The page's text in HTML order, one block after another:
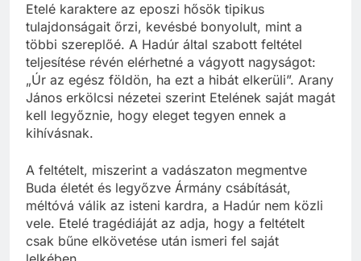
Etelé karaktere az eposzi hősök tipikus
tulajdonságait őrzi, kevésbé bonyolult, mint a
többi szereplőé. A Hadúr által szabott feltétel
teljesítése révén elérhetné a vágyott nagyságot:
„Úr az egész földön, ha ezt a hibát elkerüli”. Arany
János erkölcsi nézetei szerint Etelének saját magát
kell legyőznie, hogy eleget tegyen ennek a
kihívásnak.
A feltételt, miszerint a vadászaton megmentve
Buda életét és legyőzve Ármány csábítását,
méltóvá válik az isteni kardra, a Hadúr nem közli
vele. Etelé tragédiáját az adja, hogy a feltételt
csak bűne elkövetése után ismeri fel saját